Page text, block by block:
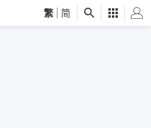
繁 简